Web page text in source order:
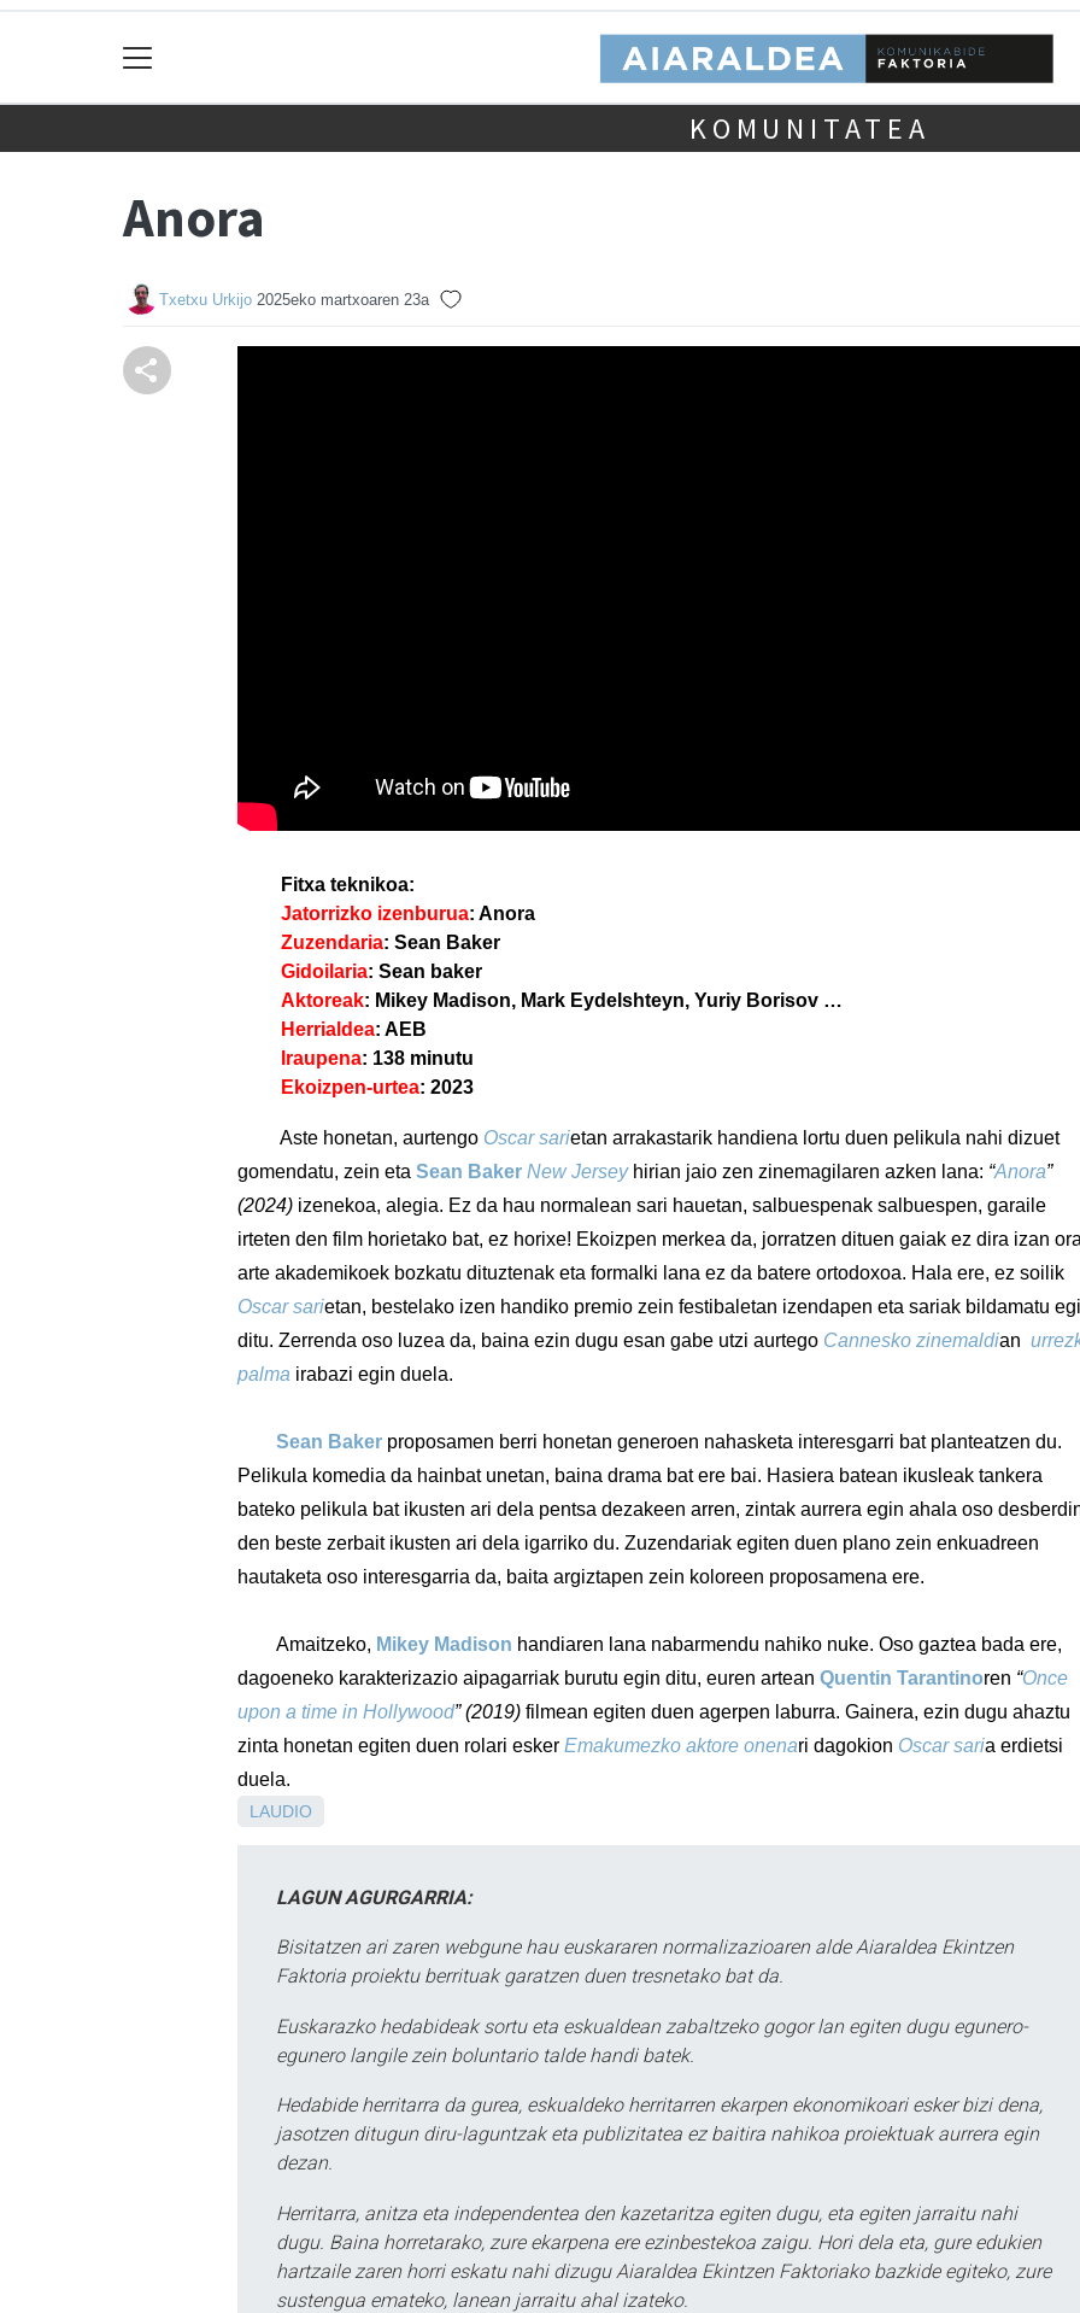
KOMUNITATEA
Anora
Txetxu Urkijo 2025eko martxoaren 23a
Fitxa teknikoa:
Jatorrizko izenburua: Anora
Zuzendaria: Sean Baker
Gidoilaria: Sean baker
Aktoreak: Mikey Madison, Mark Eydelshteyn, Yuriy Borisov …
Herrialdea: AEB
Iraupena: 138 minutu
Ekoizpen-urtea: 2023
Aste honetan, aurtengo Oscar sarietan arrakastarik handiena lortu duen pelikula nahi dizuet
gomendatu, zein eta Sean Baker New Jersey hirian jaio zen zinemagilaren azken lana: “Anora”
(2024) izenekoa, alegia. Ez da hau normalean sari hauetan, salbuespenak salbuespen, garaile
irteten den film horietako bat, ez horixe! Ekoizpen merkea da, jorratzen dituen gaiak ez dira izan
arte akademikoek bozkatu dituztenak eta formalki lana ez da batere ortodoxoa. Hala ere, ez soilik
Oscar sarietan, bestelako izen handiko premio zein festibaletan izendapen eta sariak bildamatu
ditu. Zerrenda oso luzea da, baina ezin dugu esan gabe utzi aurtego Cannesko zinemaldian
palma irabazi egin duela.
Sean Baker proposamen berri honetan generoen nahasketa interesgarri bat planteatzen du.
Pelikula komedia da hainbat unetan, baina drama bat ere bai. Hasiera batean ikusleak tankera
bateko pelikula bat ikusten ari dela pentsa dezakeen arren, zintak aurrera egin ahala oso
den beste zerbait ikusten ari dela igarriko du. Zuzendariak egiten duen plano zein enkuadreen
hautaketa oso interesgarria da, baita argiztapen zein koloreen proposamena ere.
Amaitzeko, Mikey Madison handiaren lana nabarmendu nahiko nuke. Oso gaztea bada ere,
dagoeneko karakterizazio aipagarriak burutu egin ditu, euren artean Quentin Tarantinoren “Once
upon a time in Hollywood” (2019) filmean egiten duen agerpen laburra. Gainera, ezin dugu ahaztu
zinta honetan egiten duen rolari esker Emakumezko aktore onenari dagokion Oscar saria erdietsi
duela.
LAUDIO
LAGUN AGURGARRIA:
Bisitatzen ari zaren webgune hau euskararen normalizazioaren alde Aiaraldea Ekintzen
Faktoria proiektu berrituak garatzen duen tresnetako bat da.
Euskarazko hedabideak sortu eta eskualdean zabaltzeko gogor lan egiten dugu egunero-
egunero langile zein boluntario talde handi batek.
Hedabide herritarra da gurea, eskualdeko herritarren ekarpen ekonomikoari esker bizi dena,
jasotzen ditugun diru-laguntzak eta publizitatea ez baitira nahikoa proiektuak aurrera egin
dezan.
Herritarra, anitza eta independentea den kazetaritza egiten dugu, eta egiten jarraitu nahi
dugu. Baina horretarako, zure ekarpena ere ezinbestekoa zaigu. Hori dela eta, gure edukien
hartzaile zaren horri eskatu nahi dizugu Aiaraldea Ekintzen Faktoriako bazkide egiteko, zure
sustengua emateko, lanean jarraitu ahal izateko.